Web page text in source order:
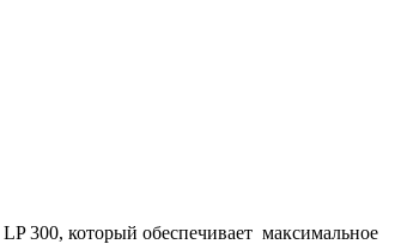
300, который обеспечивает максимальное